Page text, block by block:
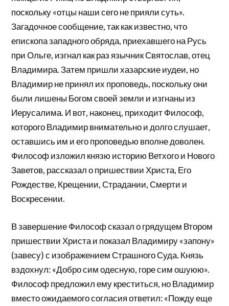
поскольку «отцы наши сего не прияли суть».
Загадочное сообщение, так как известно, что
епископа западного обряда, приехавшего на Русь
при Ольге, изгнал как раз язычник Святослав, отец
Владимира. Затем пришли хазарские иудеи, но
Владимир не принял их проповедь, поскольку они
были лишены Богом своей земли и изгнаны из
Иерусалима. И вот, наконец, приходит Философ,
которого Владимир внимательно и долго слушает,
оставшись им и его проповедью вполне доволен.
Философ изложил князю историю Ветхого и Нового
Заветов, рассказал о пришествии Христа, Его
Рождестве, Крещении, Страдании, Смерти и
Воскресении.
В завершение Философ сказал о грядущем Втором
пришествии Христа и показал Владимиру «запону»
(завесу) с изображением Страшного Суда. Князь
вздохнул: «Добро сим одесную, горе сим ошуюю».
Философ предложил ему креститься, но Владимир
вместо ожидаемого согласия ответил: «Пожду еще